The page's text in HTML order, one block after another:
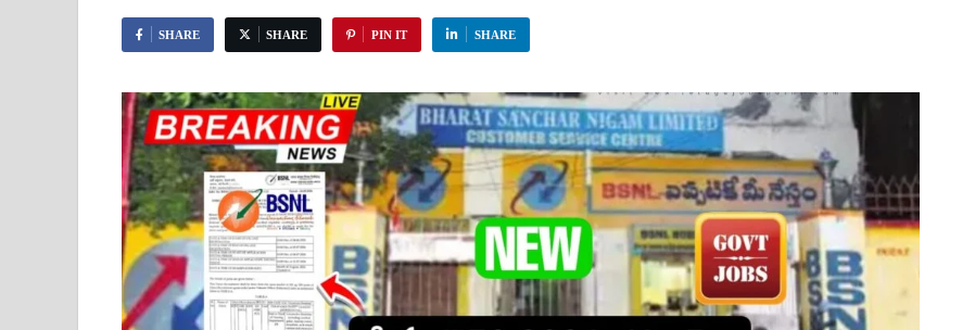
SHARE SHARE PIN IT SHARE